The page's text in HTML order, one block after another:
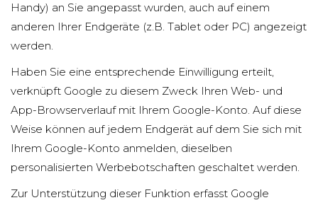
Handy) an Sie angepasst wurden, auch auf einem
anderen Ihrer Endgeräte (z.B. Tablet oder PC) angezeigt
werden.
Haben Sie eine entsprechende Einwilligung erteilt,
verknüpft Google zu diesem Zweck Ihren Web- und
App-Browserverlauf mit Ihrem Google-Konto. Auf diese
Weise können auf jedem Endgerät auf dem Sie sich mit
Ihrem Google-Konto anmelden, dieselben
personalisierten Werbebotschaften geschaltet werden.
Zur Unterstützung dieser Funktion erfasst Google